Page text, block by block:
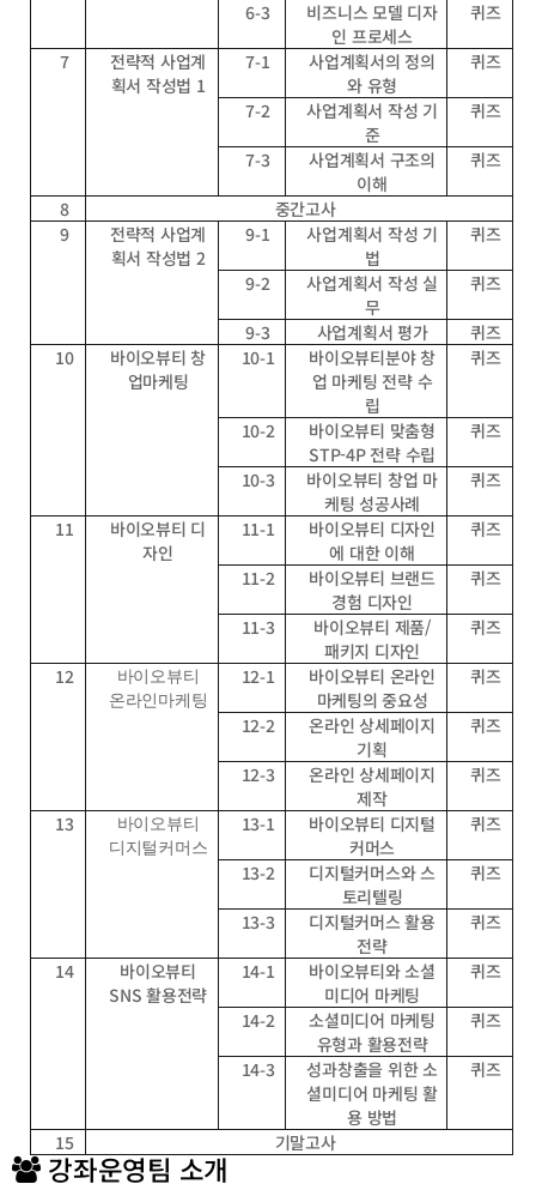
6-3
비즈니스 모델 디자
인 프로세스
퀴즈
7
전략적 사업계
획서 작성법 1
7-1
사업계획서의 정의
와 유형
퀴즈
7-2
사업계획서 작성 기
준
퀴즈
7-3
사업계획서 구조의
이해
퀴즈
8
중간고사
9
전략적 사업계
획서 작성법 2
9-1
사업계획서 작성 기
법
퀴즈
9-2
사업계획서 작성 실
무
퀴즈
9-3 사업계획서 평가
퀴즈
10
바이오뷰티 창
업마케팅
10-1
바이오뷰티분야 창
업 마케팅 전략 수
립
퀴즈
10-2
바이오뷰티 맞춤형
STP-4P 전략 수립
퀴즈
10-3
바이오뷰티 창업 마
케팅 성공사례
퀴즈
11
바이오뷰티 디
자인
11-1
바이오뷰티 디자인
에 대한 이해
퀴즈
11-2
바이오뷰티 브랜드
경험 디자인
퀴즈
11-3
바이오뷰티 제품/
패키지 디자인
퀴즈
12
바이오뷰티
온라인마케팅
12-1
바이오뷰티 온라인
마케팅의 중요성
퀴즈
12-2
온라인 상세페이지
기획
퀴즈
12-3
온라인 상세페이지
제작
퀴즈
13
바이오뷰티
디지털커머스
13-1
바이오뷰티 디지털
커머스
퀴즈
13-2
디지털커머스와 스
토리텔링
퀴즈
13-3
디지털커머스 활용
전략
퀴즈
14
바이오뷰티
SNS 활용전략
14-1
바이오뷰티와 소셜
미디어 마케팅
퀴즈
14-2
소셜미디어 마케팅
유형과 활용전략
퀴즈
14-3
성과창출을 위한 소
셜미디어 마케팅 활
용 방법
퀴즈
15 기말고사
강좌운영팀 소개